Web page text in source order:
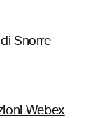
Snorre
Webex